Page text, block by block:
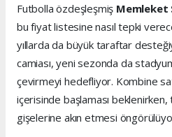
Futbolla özdeşleşmiş Memleket
bu fiyat listesine nasıl tepki
yıllarda da büyük taraftar
camiası, yeni sezonda da
çevirmeyi hedefliyor. Kombine
içerisinde başlaması
gişelerine akın etmesi